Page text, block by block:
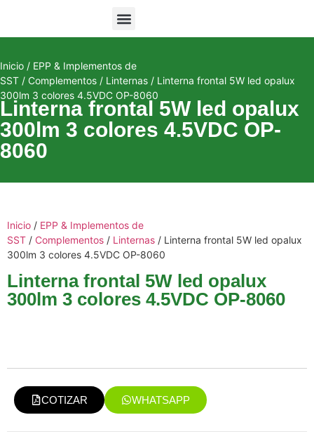
Inicio / EPP & Implementos de
SST / Complementos / Linternas / Linterna frontal 5W led opalux
300lm 3 colores 4.5VDC OP-8060
Linterna frontal 5W led opalux
300lm 3 colores 4.5VDC OP-
8060
Inicio / EPP & Implementos de
SST / Complementos / Linternas / Linterna frontal 5W led opalux
300lm 3 colores 4.5VDC OP-8060
Linterna frontal 5W led opalux
300lm 3 colores 4.5VDC OP-8060
COTIZAR WHATSAPP